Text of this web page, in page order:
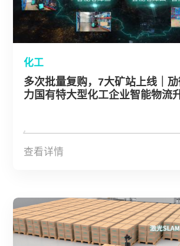
化工
多次批量复购，7大矿站上线｜
力国有特大型化工企业智能物流
查看详情